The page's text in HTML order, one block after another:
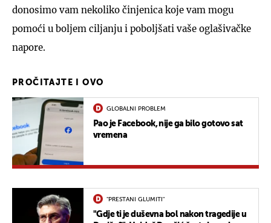
donosimo vam nekoliko činjenica koje vam mogu
pomoći u boljem ciljanju i poboljšati vaše oglašivačke
napore.
PROČITAJTE I OVO
GLOBALNI PROBLEM
Pao je Facebook, nije ga bilo gotovo sat
vremena
"PRESTANI GLUMITI"
"Gdje ti je duševna bol nakon tragedije u